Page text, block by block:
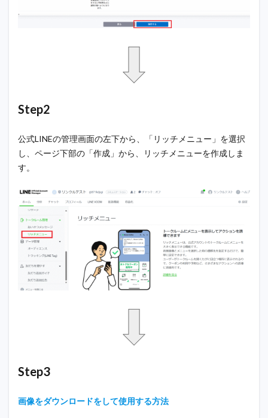
Step2
公式LINEの管理画面の左下から、「リッチメニュー」を選択
し、ページ下部の「作成」から、リッチメニューを作成しま
す。
Step3
画像をダウンロードをして使用する方法